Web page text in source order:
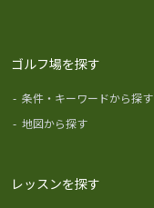
ゴルフ場を探す
- 条件・キーワードから探す
- 地図から探す
レッスンを探す